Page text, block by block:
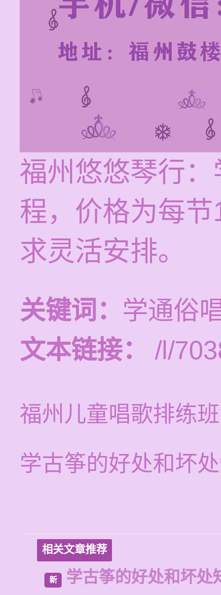
福州悠悠琴行
程，价格为每
求灵活安排。
关键词： 学通俗
文本链接：
/l/
福州儿童唱歌排练班
学古筝的好处和坏
相关文章推荐
新 学古筝的好处和坏处